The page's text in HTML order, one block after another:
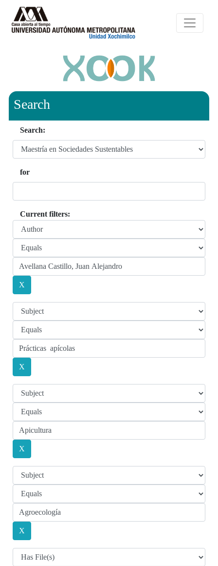
Search
Search:
for
Current filters: